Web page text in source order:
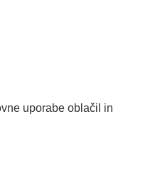
uporabe oblačil in